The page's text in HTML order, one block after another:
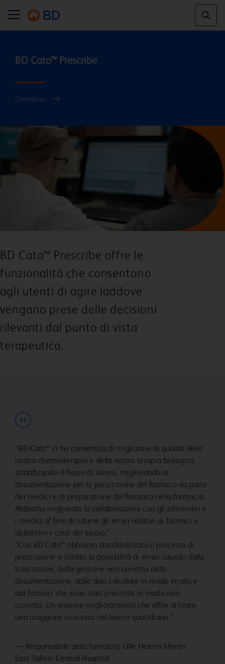
Contattaci
BD Cato™ Prescribe offre le
funzionalità che consentono
agli utenti di agire laddove
vengano prese delle decisioni
rilevanti dal punto di vista
terapeutico.
“BD Cato™ ci ha consentito di migliorare la qualità della
nostra chemioterapia e della nostra terapia biologica
stratificando il flusso di lavoro, migliorando la
documentazione per la prescrizione del farmaco da parte
dei medici e la preparazione del farmaco nella farmacia.
Abbiamo migliorato la collaborazione con gli infermieri e
i medici al fine di ridurre gli errori relativi ai farmaci e
abbattere i costi del lavoro.”
“Con BD Cato™ abbiamo standardizzato il processo di
prescrizione e ridotto la possibilità di errori causati dalla
trascrizione, dalla gestione non corretta della
documentazione, dalle dosi calcolate in modo errato e
dai farmaci che sono stati prescritti in modo non
corretto. Un enorme miglioramento che offre al team
una maggiore sicurezza nel lavoro quotidiano.”
— Responsabile della farmacia, Ülle Helena Meren
East Tallinn Central Hospital